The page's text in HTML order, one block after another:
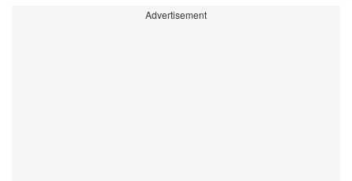
Advertisement